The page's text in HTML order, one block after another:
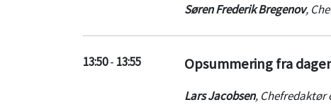
Søren Frederik Bregenov,
13:50- 13:55 Opsummering fra
Lars Jacobsen, Chefredaktør